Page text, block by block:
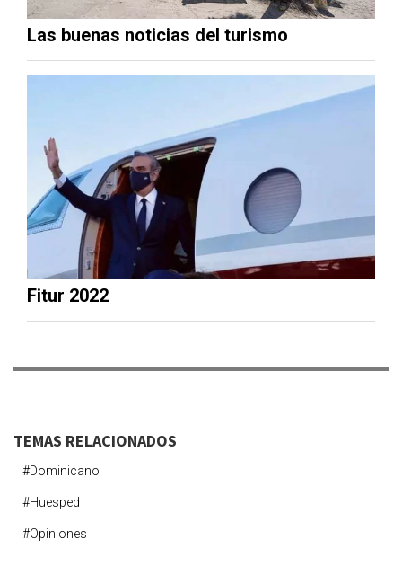
Las buenas noticias del turismo
Fitur 2022
TEMAS RELACIONADOS
#dominicano
#huesped
#opiniones